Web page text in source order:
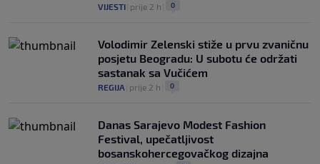
VIJESTI prije 2 h 0
Volodimir Zelenski stiže u prvu zvaničnu
posjetu Beogradu: U subotu će održati
sastanak sa Vučićem
REGIJA prije 2 h 0
Danas Sarajevo Modest Fashion
Festival, upečatljivost
bosanskohercegovačkog dizajna